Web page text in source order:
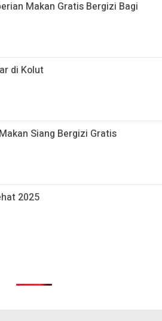
Makan Gratis Bergizi Bagi
di Kolut
Siang Bergizi Gratis
2025